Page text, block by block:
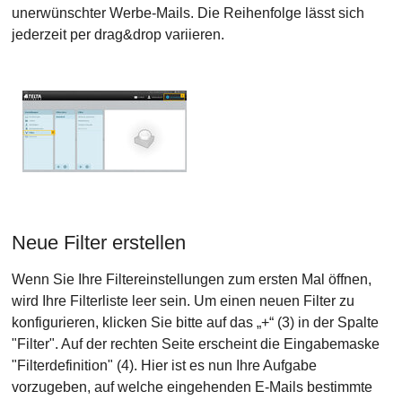
unerwünschter Werbe-Mails. Die Reihenfolge lässt sich
jederzeit per drag&drop variieren.
Neue Filter erstellen
Wenn Sie Ihre Filtereinstellungen zum ersten Mal öffnen,
wird Ihre Filterliste leer sein. Um einen neuen Filter zu
konfigurieren, klicken Sie bitte auf das „+“ (3) in der Spalte
"Filter". Auf der rechten Seite erscheint die Eingabemaske
"Filterdefinition" (4). Hier ist es nun Ihre Aufgabe
vorzugeben, auf welche eingehenden E-Mails bestimmte